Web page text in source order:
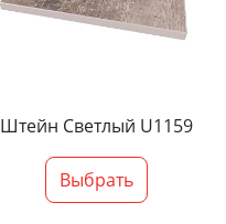
Штейн Светлый U1159
Выбрать